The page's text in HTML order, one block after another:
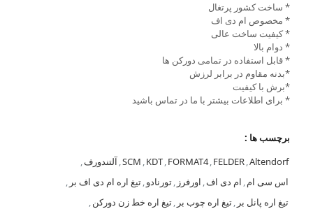
* ساخت کشور پرتغال
* مخصوص ام دی اف
* کیفیت ساخت عالی
* دوام بالا
* قابل استفاده در تمامی دورکن ها
*بدنه مقاوم در برابر لرزش
*برش با کیفیت
* برای اطلاعات بیشتر با ما در تماس باشید
برچسب ها :
Altendorf
,
FELDER
,
FORMAT4
,
KDT
,
SCM
,آلتندورف,
اس سی ام, ام دی اف, اورفرز ,تورنادو,تیغ اره ام دی اف بر ,
تیغ اره پانل بر ,تیغ اره چوب بر ,تیغ اره خط زن دورکن,